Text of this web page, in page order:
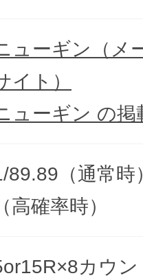
ューギン（メ
イト）
ューギン の掲
89.89（通常時
（高確率時）
カウン